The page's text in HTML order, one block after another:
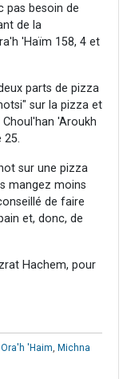
pas besoin de
de la
'Haïm 158, 4 et
parts de pizza
sur la pizza et
'Aroukh
25.
sur une pizza
mangez moins
de faire
et, donc, de
Hachem, pour
'Haim, Michna